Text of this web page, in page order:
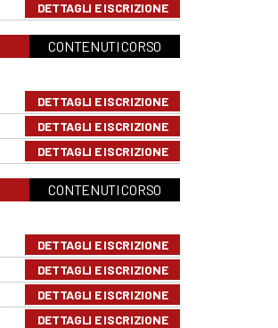
DETTAGLI E ISCRIZIONE
CONTENUTI CORSO
DETTAGLI E ISCRIZIONE
DETTAGLI E ISCRIZIONE
DETTAGLI E ISCRIZIONE
CONTENUTI CORSO
DETTAGLI E ISCRIZIONE
DETTAGLI E ISCRIZIONE
DETTAGLI E ISCRIZIONE
DETTAGLI E ISCRIZIONE